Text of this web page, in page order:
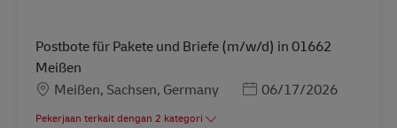
Postbote für Pakete und Briefe (m/w/d) in 01662
Meißen
LokasiMeißen, Sachsen, Germany Posted Date
06/17/2026
Pekerjaan terkait dengan 2 kategori